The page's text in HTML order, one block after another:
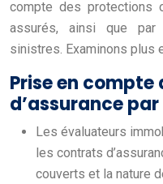
compte des protections
assurés, ainsi que par
sinistres. Examinons plus
Prise en
d’assurance
Les évaluateurs
les contrats
couverts et la nature